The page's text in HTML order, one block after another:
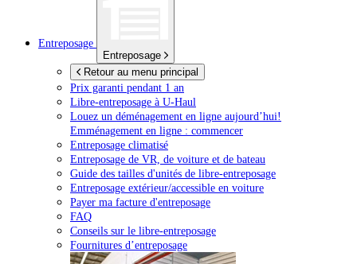
Entreposage
Entreposage
Retour au menu principal
Prix garanti pendant 1 an
Libre-entreposage à U-Haul
Louez un déménagement en ligne aujourd’hui!
Emménagement en ligne : commencer
Entreposage climatisé
Entreposage de VR, de voiture et de bateau
Guide des tailles d'unités de libre-entreposage
Entreposage extérieur/accessible en voiture
Payer ma facture d'entreposage
FAQ
Conseils sur le libre-entreposage
Fournitures d’entreposage